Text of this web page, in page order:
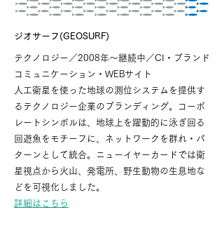
ジオサーフ(GEOSURF)
テクノロジー／2008年〜継続中／CI・ブランド
コミュニケーション・WEBサイト
人工衛星を使った地球の測位システムを提供す
るテクノロジー企業のブランディング。コーポ
レートシンボルは、地球上を躍動的に泳ぎ回る
回遊魚をモチーフに、ネットワークを群れ・パ
ターンとして統合。ニューイヤーカードでは衛
星視点から火山、発電所、野生動物の生息地な
どを可視化しました。
詳細はこちら